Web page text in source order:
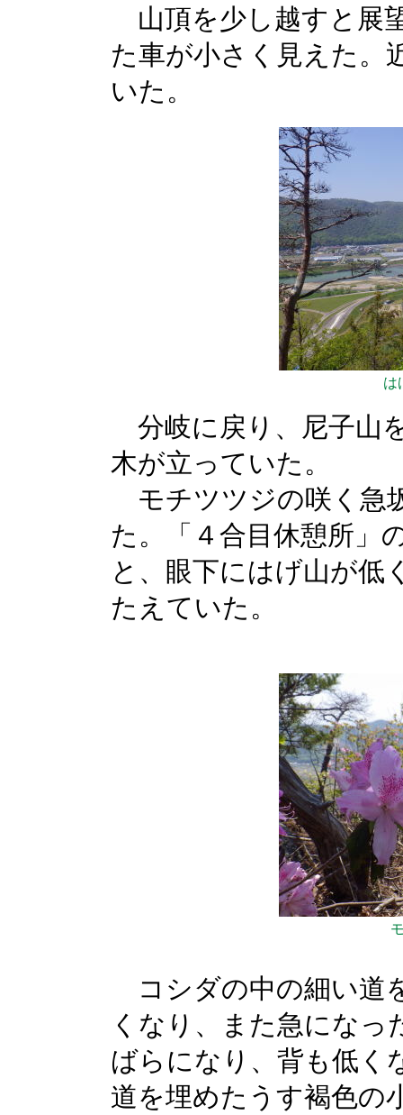
山頂を少し越すと展
た車が小さく見えた。
いた。
は
分岐に戻り、尼子山
木が立っていた。
モチツツジの咲く急
た。「４合目休憩所」
と、眼下にはげ山が低
たえていた。
コシダの中の細い道
くなり、また急になっ
ばらになり、背も低く
道を埋めたうす褐色の